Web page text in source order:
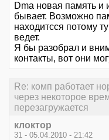
Dma новая память и
бывает. Возможно
находитсся потому
ведет.
Я бы разобрал и
контакты, вот они
Re: комп работает
через некоторое
перезагружается
клоктор
31 - 05.04.2010 - 21:42